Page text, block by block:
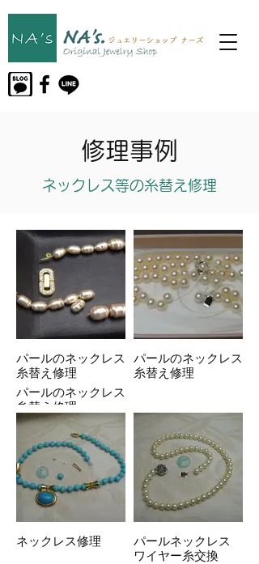
修理事例
ネックレス等の糸替え修理
パールのネックレス
糸替え修理
パールのネックレス
糸替え修理
パールのネックレス
糸替え修理
ネックレス修理
パールネックレス
ワイヤー糸交換